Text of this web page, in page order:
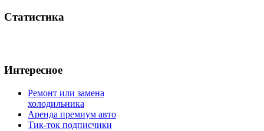
Статистика
Интересное
Ремонт или замена
холодильника
Аренда премиум авто
Тик-ток подписчики